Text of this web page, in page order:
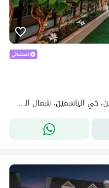
شارع شهيد الدين ثم الوطن عبدالله عبدالرحمن، حي الياسمين، شمال الرياض، الرياض